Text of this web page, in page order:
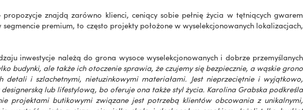
znajdą zarówno klienci, ceniący sobie pełnię życia w tętniących gwarem
premium, to często projekty położone w wyselekcjonowanych lokalizacjach,
inwestycje należą do grona wysoce wyselekcjonowanych i dobrze przemyślanych
budynki, ale także ich otoczenie sprawia, że czujemy się bezpiecznie, a wąskie grono
i szlachetnymi, nietuzinkowymi materiałami. Jest nieprzeciętnie i wyjątkowo,
lub lifestylową, bo oferuje ona także styl życia. Karolina Grabska podkreśla
projektami butikowymi związane jest potrzebą klientów obcowania z unikalnymi,